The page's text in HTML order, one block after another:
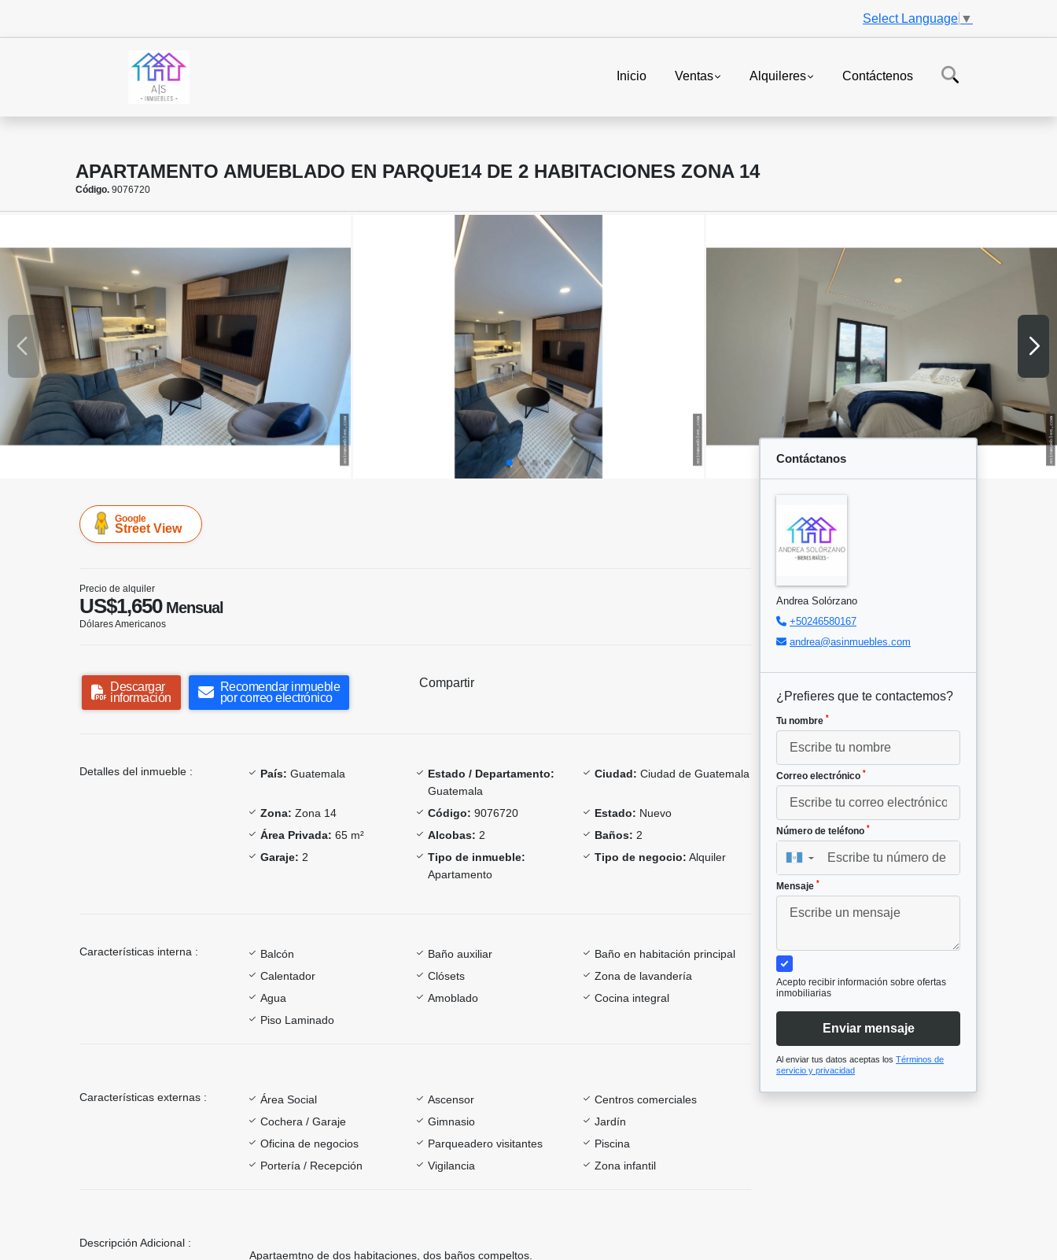
Select Language ▼
Inicio Ventas Alquileres Contáctenos
APARTAMENTO AMUEBLADO EN PARQUE14 DE 2 HABITACIONES ZONA 14
Código. 9076720
Google
Street View
Precio de alquiler
US$1,650Mensual
Dólares Americanos
Descargar
información
Recomendar inmueble
por correo electrónico
Compartir
Detalles del inmueble : País: Guatemala
Estado / Departamento:
Guatemala
Ciudad: Ciudad de Guatemala
Zona: Zona 14 Código: 9076720 Estado: Nuevo
Área Privada: 65 m² Alcobas: 2 Baños: 2
Garaje: 2
Tipo de inmueble:
Apartamento
Tipo de negocio: Alquiler
Características interna : Balcón Baño auxiliar
Baño en habitación principal
Calentador
Clósets
Zona de lavandería
Agua
Amoblado
Cocina integral
Piso Laminado
Características externas : Área Social Ascensor
Centros comerciales
Cochera / Garaje
Gimnasio
Jardín
Oficina de negocios
Parqueadero visitantes
Piscina
Portería / Recepción
Vigilancia Zona infantil
Descripción Adicional :
Apartaemtno de dos habitaciones, dos baños compeltos.
Contáctanos
Andrea Solórzano
+50246580167
andrea@asinmuebles.com
¿Prefieres que te contactemos?
Tu nombre *
Correo electrónico *
Número de teléfono *
▼
Mensaje *
Acepto recibir información sobre ofertas
inmobiliarias
Enviar mensaje
Al enviar tus datos aceptas los Términos de
servicio y privacidad